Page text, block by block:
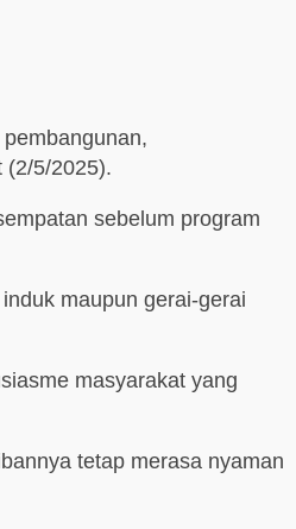
(2/5/2025).
sebelum program
maupun gerai-gerai
masyarakat yang
tetap merasa nyaman